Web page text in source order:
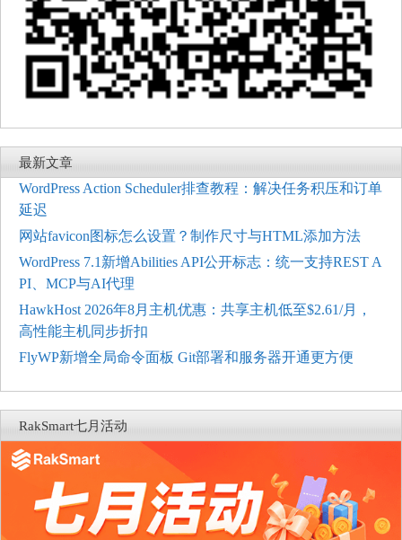
最新文章
WordPress Action Scheduler排查教程：解决任务积压和订单
延迟
网站favicon图标怎么设置？制作尺寸与HTML添加方法
WordPress 7.1新增Abilities API公开标志：统一支持REST A
PI、MCP与AI代理
HawkHost 2026年8月主机优惠：共享主机低至$2.61/月，
高性能主机同步折扣
FlyWP新增全局命令面板 Git部署和服务器开通更方便
RakSmart七月活动